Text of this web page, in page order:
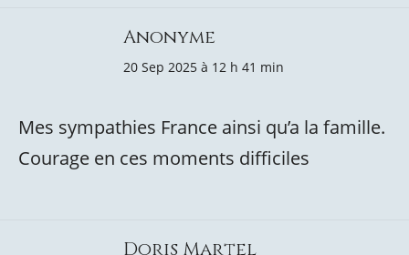
Anonyme
20 Sep 2025 à 12 h 41 min
Mes sympathies France ainsi qu’a la famille.
Courage en ces moments difficiles
Doris Martel